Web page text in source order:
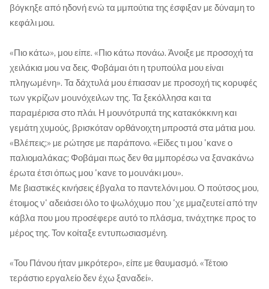
βόγκηξε από ηδονή ενώ τα µμπούτια της έσφιξαν µε δύναμη το
κεφάλι µοu.
«Πιο κάτω», μου είπε. «Πιο κάτω πονάω. Άνοιξε µε προσοχή τα
χειλάκια µοu να δεις. Φοβάμαι ότι η τρυπούλα μου είναι
πληγωμένη». Τα δάχτυλά μου έπιασαν µε προσοχή τις κορυφές
των γκρίζων μouνόχειλων της. Τα ξεκόλλησα και τα
παραμέρισα στο πλάι. Η μουνότρυπά της κατακόκκινη και
γεμάτη χυμούς, βρισκόταν ορθάνοιχτη µπροστά στα µάτια μου.
«Βλέπεις;» µε ρώτησε µε παράπονο. «Είδες τι μου 'κανε ο
παλιοµαλάκας; Φοβάμαι πως δεν θα µμπορέσω να ξανακάνω
έρωτα έτσι όπως μου 'κανε το μouνάκι µου».
Με βιαστικές κινήσεις έβγαλα το παντελόνι µου. Ο πούτσος μου,
έτοιμος ν' αδειάσει όλο το ψωλόχυµo που 'χε µμαζευτεί από την
κάβλα που μου προσέφερε αυτό το πλάσμα, τινάχτηκε προς το
μέρος της. Τον κοίταξε εντυπωσιασμένη.
«Του Πάνου ήταν μικρότερο», είπε µε θαυμασμό. «Τέτοιο
τεράστιο εργαλείο δεν έχω ξαναδεί».